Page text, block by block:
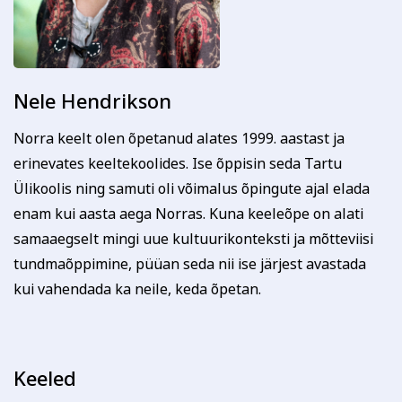
Nele Hendrikson
Norra keelt olen õpetanud alates 1999. aastast ja
erinevates keeltekoolides. Ise õppisin seda Tartu
Ülikoolis ning samuti oli võimalus õpingute ajal elada
enam kui aasta aega Norras. Kuna keeleõpe on alati
samaaegselt mingi uue kultuurikonteksti ja mõtteviisi
tundmaõppimine, püüan seda nii ise järjest avastada
kui vahendada ka neile, keda õpetan.
Keeled